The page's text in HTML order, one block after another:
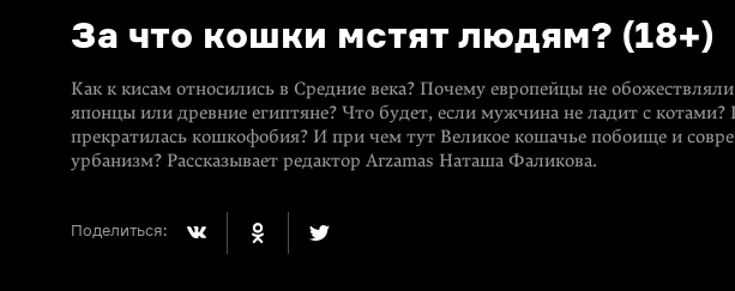
За что кошки мстят людям? (18+)
Как к кисам относились в Средние века? Почему европейцы не
японцы или древние египтяне? Что будет, если мужчина не ладит с котами?
прекратилась кошкофобия? И при чем тут Великое кошачье побоище и
урбанизм? Рассказывает редактор Arzamas Наташа Фаликова.
Поделиться: